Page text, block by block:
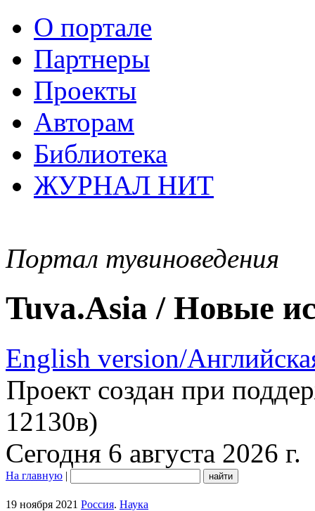
О портале
Партнеры
Проекты
Авторам
Библиотека
ЖУРНАЛ НИТ
Портал тувиноведения
Tuva.Asia / Новые
English version/
Проект создан при
12130в)
Сегодня 6 августа 2026 г.
На главную |
19 ноября 2021 Россия. Наука